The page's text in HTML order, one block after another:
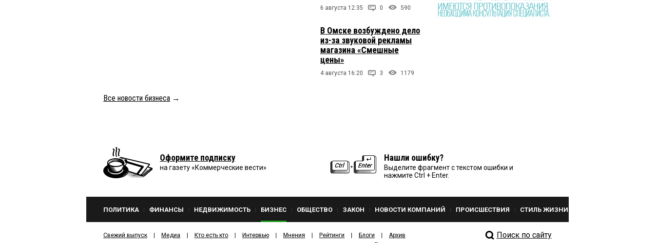
6 августа 12:35 0 590
В Омске возбуждено дело
из-за звуковой рекламы
магазина «Смешные
цены»
4 августа 16:20 3 1179
Все новости бизнеса →
Оформите подписку
на газету «Коммерческие вести»
Нашли ошибку?
Выделите фрагмент с текстом ошибки и
нажмите Ctrl + Enter.
ПОЛИТИКА ФИНАНСЫ НЕДВИЖИМОСТЬ БИЗНЕС ОБЩЕСТВО ЗАКОН НОВОСТИ КОМПАНИЙ ПРОИСШЕСТВИЯ СТИЛЬ ЖИЗНИ
Свежий выпуск Медиа Кто есть кто Интервью Мнения Рейтинги Блоги Архив Поиск по сайту